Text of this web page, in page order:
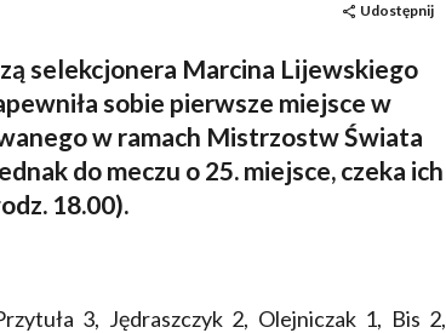
Udostępnij
selekcjonera Marcina Lijewskiego
sobie pierwsze miejsce w
w ramach Mistrzostw Świata
do meczu o 25. miejsce, czeka ich
18.00).
3, Jędraszczyk 2, Olejniczak 1, Bis 2,